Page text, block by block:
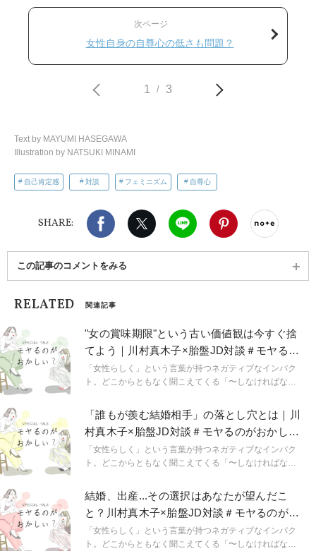
次ページ
女性自身の自尊心の低さも問題？
1 / 3
Text by MAYUMI HASEGAWA
Illustration by NATSUKI MINAMI
自己肯定感 対談 フェミニズム 自尊心
SHARE:
Facebook X（旧twitter）
LINE Pinterest
この記事のコメントをみる
RELATED 関連記事
"女の賞味期限"という古い価値観は今すぐ捨
てよう｜川村真木子×胎盤JD対談＃モヤるの
がおかしい？
「女性らしく」という言葉が持つネガティブなインパク
ト。どこからともなく聞こえてくる「〜しなければなら
何か引っかかるのに、忙しさで受け流しているうちに麻
痺してしまい、気づけば生きづらさを感じていません
か？社会派インスタグラムが人気のコラムニスト／バリ
キャリ金融女子の川村真木子さんと、現役女子大生で恋
愛コラムが人気の胎盤JDさんによるスペシャル対談で
しまいまがちな違和感や呪縛について話し合ってもらい
ました。
「誰もが羨む結婚相手」の落とし穴とは｜川
村真木子×胎盤JD対談＃モヤるのがおかし
い？
「女性らしく」という言葉が持つネガティブなインパク
ト。どこからともなく聞こえてくる「〜しなければなら
何か引っかかるのに、忙しさで受け流しているうちに麻
痺してしまい、気づけば生きづらさを感じていません
か？社会派インスタグラムが人気のコラムニスト／バリ
キャリ金融女子の川村真木子さんと、現役女子大生で恋
愛コラムが人気の胎盤JDさんによるスペシャル対談で
結婚、出産...その選択はあなたが望んだこ
と？川村真木子×胎盤JD対談＃モヤるのがお
かしい？
「女性らしく」という言葉が持つネガティブなインパク
ト。どこからともなく聞こえてくる「〜しなければなら